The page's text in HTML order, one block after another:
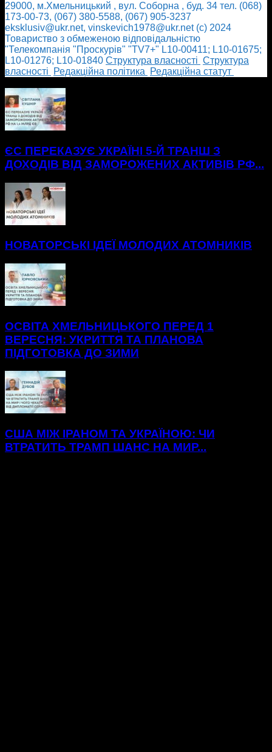
29000, м.Хмельницький , вул. Соборна , буд. 34 тел. (068)
173-00-73, (067) 380-5588, (067) 905-3237
eksklusiv@ukr.net, vinskevich1978@ukr.net (с) 2024
Товариство з обмеженою відповідальністю
"Телекомпанія "Проскурів" "TV7+" L10-00411; L10-01675;
L10-01276; L10-01840 Cтруктура власності Cтруктура
власності
Редакційна політика
Редакційна статут
ЄС ПЕРЕКАЗУЄ УКРАЇНІ 5-Й ТРАНШ З
ДОХОДІВ ВІД ЗАМОРОЖЕНИХ АКТИВІВ РФ...
НОВАТОРСЬКІ ІДЕЇ МОЛОДИХ АТОМНИКІВ
ОСВІТА ХМЕЛЬНИЦЬКОГО ПЕРЕД 1
ВЕРЕСНЯ: УКРИТТЯ ТА ПЛАНОВА
ПІДГОТОВКА ДО ЗИМИ
США МІЖ ІРАНОМ ТА УКРАЇНОЮ: ЧИ
ВТРАТИТЬ ТРАМП ШАНС НА МИР...